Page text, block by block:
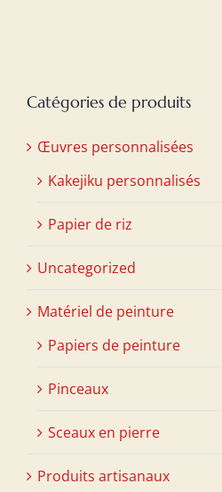
Catégories de produits
Œuvres personnalisées
Kakejiku personnalisés
Papier de riz
Uncategorized
Matériel de peinture
Papiers de peinture
Pinceaux
Sceaux en pierre
Produits artisanaux